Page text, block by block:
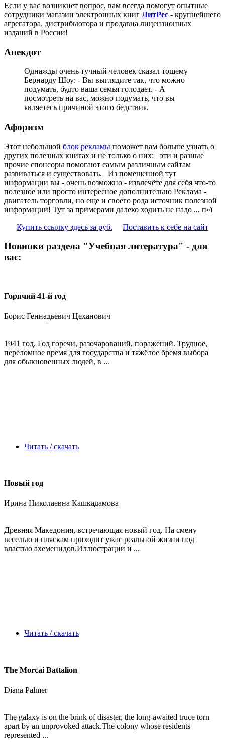
Если у вас возникнет вопрос, вам всегда помогут опытные
сотрудники магазин электронных книг ЛитPec - крупнейшего
агрегатора, дистрибьютора и продавца лицензионных
изданий в России!
Анекдот
Однажды очень тучный человек сказал тощему
Бернарду Шоу: - Вы выглядите так, что можно
подумать, будто ваша семья голодает. - А
посмотреть на вас, можно подумать, что вы
являетесь причиной этого бедствия.
Афоризм
Этот небольшой блок рекламы поможет вам больше узнать о
других полезных книгах и не только о них:
эти и разные
прочие спонсоры помогают самым различным сайтам
развиваться и существовать. Из помещенной тут
информации вы - очень возможно - извлечёте для себя что-то
полезное или просто интересное дополнительно Реклама -
двигатель торговли, но еще и своего рода источник полезной
информации! Тут за примерами далеко ходить не надо ... п»ї
Купить ссылку здесь за руб. Поставить к себе на сайт
Новинки раздела "Учебная литература" - для
вас:
Горячий 41-й год
Борис Геннадьевич Цеханович
1941 год. Год горечи, разочарований, поражений. Трудное,
переломное время для государства и тяжёлое бремя выбора
для обыкновенных людей, в ...
Читать / скачать
Новый год
Ирина Николаевна Кашкадамова
Древняя Македония, встречающая новый год. На смену
веселью и пляскам приходит ужас реальной жизни под
властью ахеменидов.Иллюстрации и ...
Читать / скачать
The Morcai Battalion
Diana Palmer
The galaxy is on the brink of disaster, the long-awaited truce torn
apart by an unprovoked attack.The colony whose residents
represented ...